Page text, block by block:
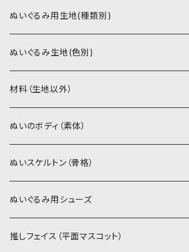
書籍（紙の本）
PDFデータ（ダウンロード）
ぬいぐるみ用生地(種類別)
ソフトボア（短毛）
ソフトボア（5mm）
ぬいトリコット
スキンカラー生地
カーリーベルボア
パウダーボア（4mm）
ぬいぐるみ生地(色別)
ソフトボア
スキンカラー系
白系
ぬいトリコット
スキンカラー系
白系
材料（生地以外）
アイロン接着シート
ステッチカラー
ミニワッペン
リボン
ぬいのボディ（素体）
ぬいスケルトン（骨格）
ぬいぐるみ用シューズ
推しフェイス（平面マスコット）